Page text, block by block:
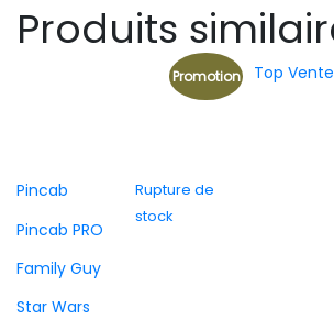
Produits
Pincab
Pincab PRO
Family Guy
Star Wars
Promotion
Rupture de
stock
Top Vente